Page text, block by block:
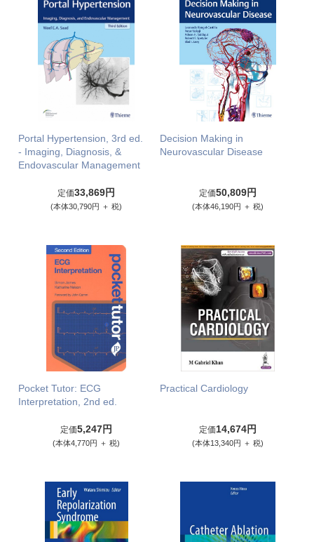
Portal Hypertension, 3rd ed.
- Imaging, Diagnosis, &
Endovascular Management
定価33,869円
(本体30,790円 ＋ 税)
Decision Making in
Neurovascular Disease
定価50,809円
(本体46,190円 ＋ 税)
Pocket Tutor: ECG
Interpretation, 2nd ed.
定価5,247円
(本体4,770円 ＋ 税)
Practical Cardiology
定価14,674円
(本体13,340円 ＋ 税)